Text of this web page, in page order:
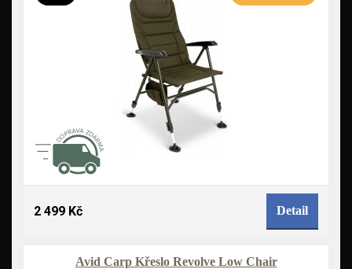
2 499 Kč Detail
Avid Carp Křeslo Revolve Low Chair